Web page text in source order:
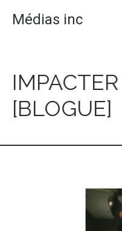
Médias inc
[BLOGUE]